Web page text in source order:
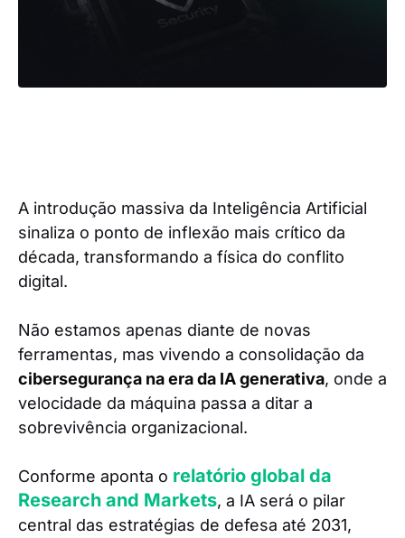
A introdução massiva da Inteligência Artificial
sinaliza o ponto de inflexão mais crítico da
década, transformando a física do conflito
digital.
Não estamos apenas diante de novas
ferramentas, mas vivendo a consolidação da
cibersegurança na era da IA generativa, onde a
velocidade da máquina passa a ditar a
sobrevivência organizacional.
Conforme aponta o relatório global da
Research and Markets, a IA será o pilar
central das estratégias de defesa até 2031,